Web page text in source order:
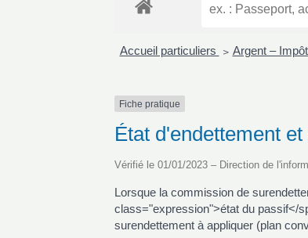
Accueil particuliers > Argent –
Fiche pratique
État d'endettement
Vérifié le 01/01/2023 – Direction de
Lorsque la commission de
class="expression">état du passif</
surendettement à appliquer (plan